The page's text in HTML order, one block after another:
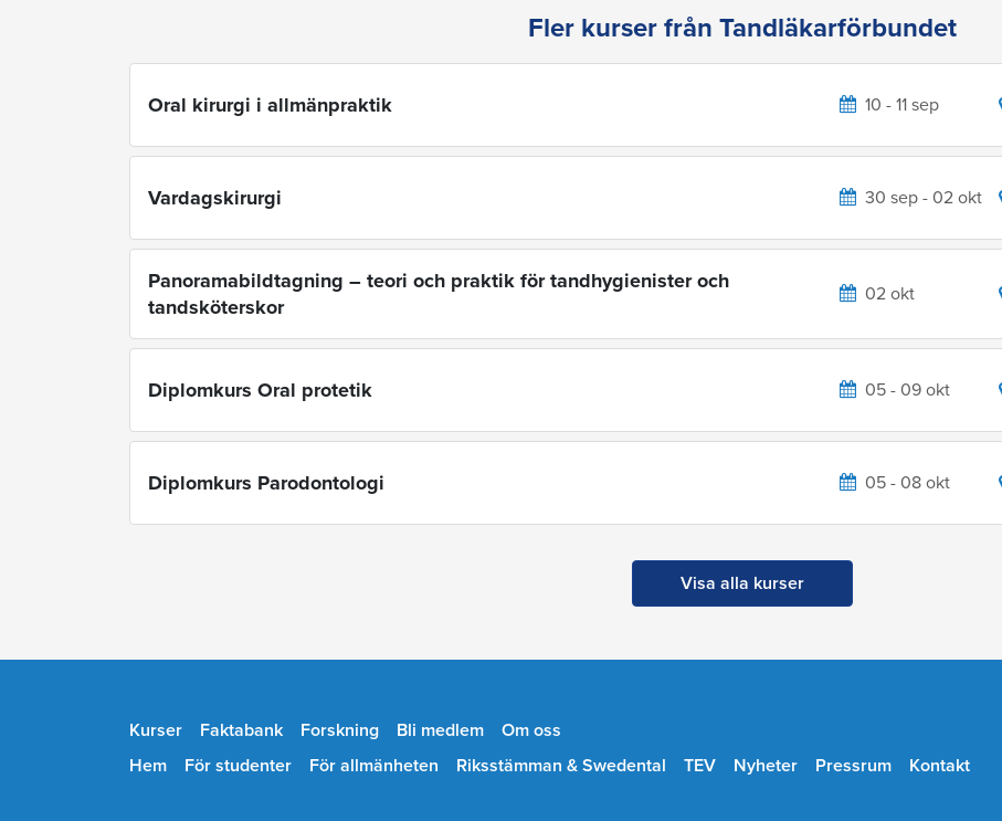
Fler kurser från Tandläkarförbundet
Oral kirurgi i allmänpraktik 10 - 11 sep
Vardagskirurgi 30 sep - 02 okt
Panoramabildtagning – teori och praktik för tandhygienister och
tandsköterskor
02 okt
Diplomkurs Oral protetik 05 - 09 okt
Diplomkurs Parodontologi 05 - 08 okt
Visa alla kurser
Kurser Faktabank Forskning Bli medlem
Om oss
Hem
För studenter För allmänheten Riksstämman & Swedental TEV Nyheter Pressrum Kontakt